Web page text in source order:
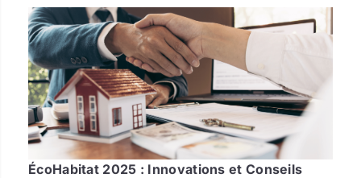
ÉcoHabitat 2025 : Innovations et Conseils